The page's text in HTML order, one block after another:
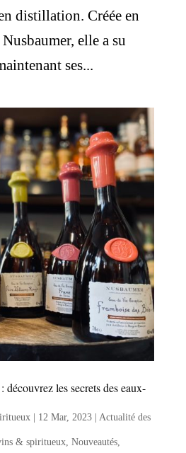
distillation. Créée en
elle a su
ses...
les secrets des eaux-
| 12 Mar, 2023| Actualité des
& spiritueux, Nouveautés,